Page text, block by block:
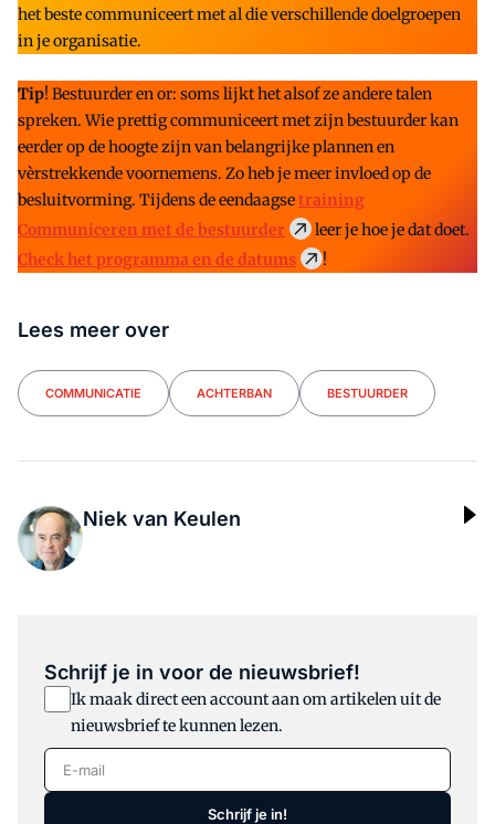
het beste communiceert met al die verschillende doelgroepen
in je organisatie.
Tip! Bestuurder en or: soms lijkt het alsof ze andere talen
spreken. Wie prettig communiceert met zijn bestuurder kan
eerder op de hoogte zijn van belangrijke plannen en
vèrstrekkende voornemens. Zo heb je meer invloed op de
besluitvorming. Tijdens de eendaagsetraining
Communiceren met de bestuurder
leer je hoe je dat doet.
Check het programma en de datums
!
Lees meer over
COMMUNICATIE ACHTERBAN BESTUURDER
Niek van Keulen
Schrijf je in voor de nieuwsbrief!
Ik maak direct een account aan om artikelen uit de
nieuwsbrief te kunnen lezen.
E-mail
Schrijf je in!